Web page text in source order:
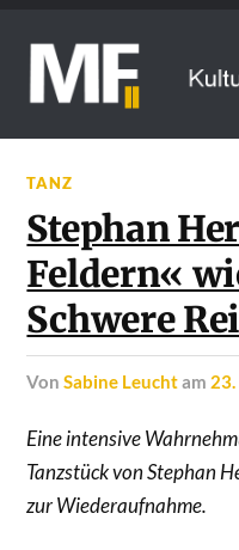
TANZ
Stephan
Feldern«
Schwere
vonSabine Leuchtam
Eine intensive
Tanzstück von Stephan
zur Wiederaufnahme.